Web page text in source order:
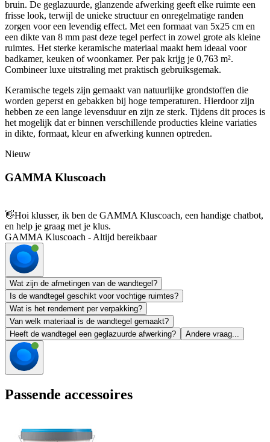
bruin. De geglazuurde, glanzende afwerking geeft elke ruimte een
frisse look, terwijl de unieke structuur en onregelmatige randen
zorgen voor een levendig effect. Met een formaat van 5x25 cm en
een dikte van 8 mm past deze tegel perfect in zowel grote als kleine
ruimtes. Het sterke keramische materiaal maakt hem ideaal voor
badkamer, keuken of woonkamer. Per pak krijg je 0,763 m².
Combineer luxe uitstraling met praktisch gebruiksgemak.
Keramische tegels zijn gemaakt van natuurlijke grondstoffen die
worden geperst en gebakken bij hoge temperaturen. Hierdoor zijn
hebben ze een lange levensduur en zijn ze sterk. Tijdens dit proces is
het mogelijk dat er binnen verschillende producties kleine variaties
in dikte, formaat, kleur en afwerking kunnen optreden.
Nieuw
GAMMA Kluscoach
👋Hoi klusser, ik ben de GAMMA Kluscoach, een handige chatbot,
en help je graag met je klus.
GAMMA Kluscoach - Altijd bereikbaar
Wat zijn de afmetingen van de wandtegel?
Is de wandtegel geschikt voor vochtige ruimtes?
Wat is het rendement per verpakking?
Van welk materiaal is de wandtegel gemaakt?
Heeft de wandtegel een geglazuurde afwerking?
Andere vraag...
Passende accessoires